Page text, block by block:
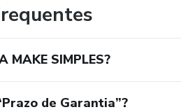
MAKE SIMPLES?
de Garantia”?